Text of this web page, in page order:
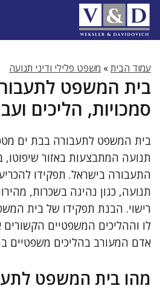
לדלג
לתוכן
עמוד הבית» משפט פלילי ודיני תנועה
בית המשפט
סמכויות, הליכים
בית המשפט לתעבורה בבת ים
תנועה המתבצעות באזור שיפוטו,
התעבורה בישראל. תפקידו להכריע
תנועה, כגון נהיגה בשכרות,
רישוי. הבנת תפקידו של בית
לו וההליכים המשפטיים הקשורים
אדם המעורב בהליכים משפטיים
מהו בית המשפט